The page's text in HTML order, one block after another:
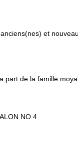
et
part de la famille
NO 4